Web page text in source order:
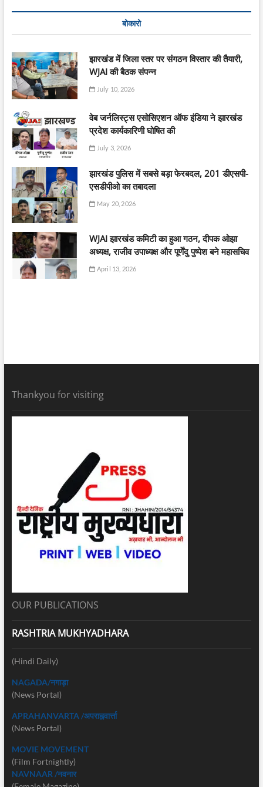
बोकारो
झारखंड में जिला स्तर पर संगठन विस्तार की तैयारी,
WJAI की बैठक संपन्न
July 10, 2026
वेब जर्नलिस्ट्स एसोसिएशन ऑफ इंडिया ने झारखंड
प्रदेश कार्यकारिणी घोषित की
July 3, 2026
झारखंड पुलिस में सबसे बड़ा फेरबदल, 201 डीएसपी-
एसडीपीओ का तबादला
May 20, 2026
WJAI झारखंड कमिटी का हुआ गठन, दीपक ओझा
अध्यक्ष, राजीव उपाध्यक्ष और पूर्णेंदु पुष्पेश बने महासचिव
April 13, 2026
Thankyou for visiting
OUR PUBLICATIONS
RASHTRIA MUKHYADHARA
(Hindi Daily)
NAGADA/नगाड़ा
(News Portal)
APRAHANVARTA /अपराह्नवार्त्ता
(News Portal)
MOVIE MOVEMENT
(Film Fortnightly)
NAVNAAR /नवनार